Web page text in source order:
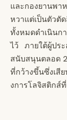
และกองยานพ
หวาแต่เป็นตัวตั
ทั้งหมดดำเนินก
ไว้ ภายใต้ผู้ปร
สนับสนุนตลอด
ที่กว้างขึ้นซึ่งเสี
งการโลจิสติกส์